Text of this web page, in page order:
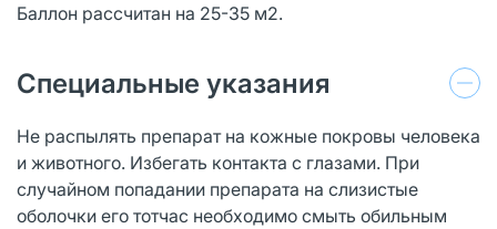
Баллон рассчитан на 25-35 м2.
Специальные указания
Не распылять препарат на кожные покровы человека
и животного. Избегать контакта с глазами. При
случайном попадании препарата на слизистые
оболочки его тотчас необходимо смыть обильным